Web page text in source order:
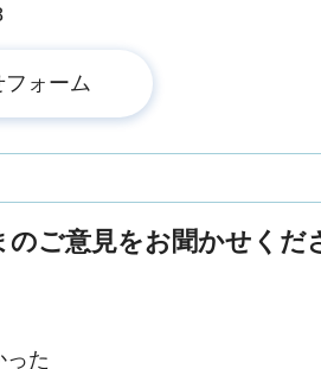
ご意見をお聞かせくだ
った